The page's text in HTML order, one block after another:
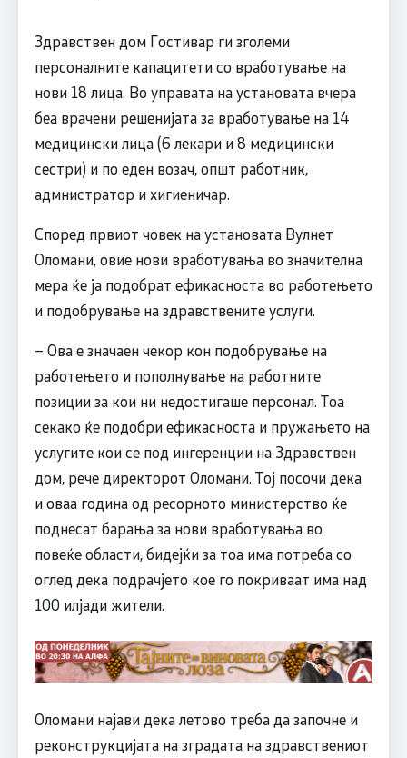
Здравствен дом Гостивар ги зголеми
персоналните капацитети со вработување на
нови 18 лица. Во управата на установата вчера
беа врачени решенијата за вработување на 14
медицински лица (6 лекари и 8 медицински
сестри) и по еден возач, општ работник,
адмнистратор и хигиеничар.
Според првиот човек на установата Вулнет
Оломани, овие нови вработувања во значителна
мера ќе ја подобрат ефикасноста во работењето
и подобрување на здравствените услуги.
– Ова е значаен чекор кон подобрување на
работењето и пополнување на работните
позиции за кои ни недостигаше персонал. Тоа
секако ќе подобри ефикасноста и пружањето на
услугите кои се под ингеренции на Здравствен
дом, рече директорот Оломани. Тој посочи дека
и оваа година од ресорното министерство ќе
поднесат барања за нови вработувања во
повеќе области, бидејќи за тоа има потреба со
оглед дека подрачјето кое го покриваат има над
100 илјади жители.
Оломани најави дека летово треба да започне и
реконструкцијата на зградата на здравствениот